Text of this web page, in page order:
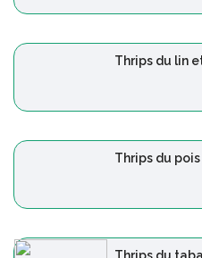
Thrips du lin
Thrips du pois
Thrips du